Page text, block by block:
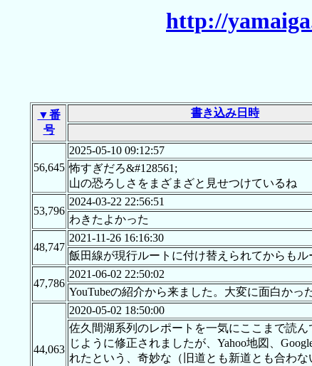
http://
▼番
号
書き込み日時
56,645
2025-05-10 09:12:57
怖すぎだろ&#128561;
山の恐ろしさをまざまざと見せつけているね
53,796
2024-03-22 22:56:51
わきたよかった
48,747
2021-11-26 16:16:30
飯田線が現行ルートに付け替えられてからも
47,786
2021-06-02 22:50:02
YouTubeの紹介から来ました。大変に面白かっ
44,063
2020-05-02 18:50:00
佐久間湖系列のレポートを一気にここまで読ん
じように修正されましたが、Yahoo地図、
れたという、奇妙な（旧道とも新道とも合わ